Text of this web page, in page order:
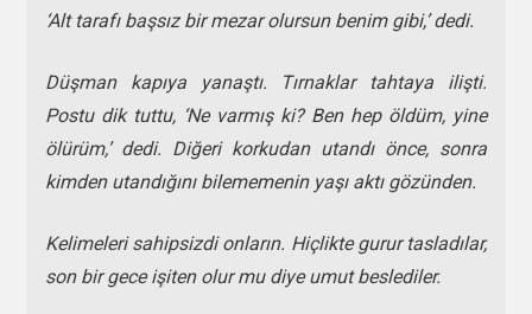
‘Alt tarafı başsız bir mezar olursun benim gibi,’ dedi.
Düşman kapıya yanaştı. Tırnaklar tahtaya ilişti.
Postu dik tuttu, ‘Ne varmış ki? Ben hep öldüm, yine
ölürüm,’ dedi. Diğeri korkudan utandı önce, sonra
kimden utandığını bilememenin yaşı aktı gözünden.
Kelimeleri sahipsizdi onların. Hiçlikte gurur tasladılar,
son bir gece işiten olur mu diye umut beslediler.